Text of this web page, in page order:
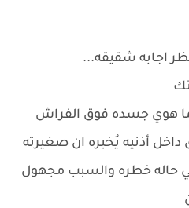
اجابه شقيقه...
هوي جسده فوق الفراش
أذنيه يُخبره ان صغيرته
حاله خطره والسبب مجهول